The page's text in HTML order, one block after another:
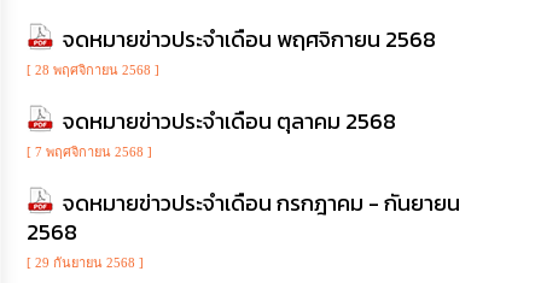
การ
ทุจริต
มาตรการ
ส่ง
เสริม
และ
ความ
โปร่งใส
จดหมายข่าวประจำเดือน พฤศจิกายน 2568
[ 28 พฤศจิกายน 2568 ]
จดหมายข่าวประจำเดือน ตุลาคม 2568
[ 7 พฤศจิกายน 2568 ]
จดหมายข่าวประจำเดือน กรกฎาคม - กันยายน
2568
[ 29 กันยายน 2568 ]